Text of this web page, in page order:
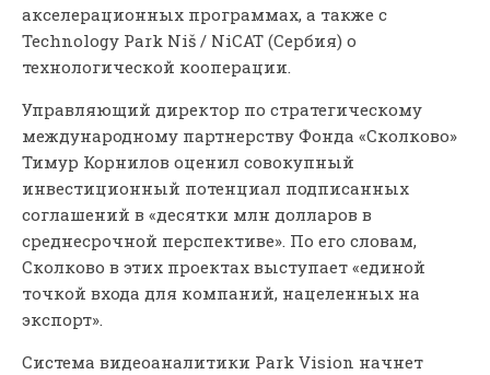
акселерационных программах, а также с
Technology Park Niš / NiCAT (Сербия) о
технологической кооперации.
Управляющий директор по стратегическому
международному партнерству Фонда «Сколково»
Тимур Корнилов оценил совокупный
инвестиционный потенциал подписанных
соглашений в «десятки млн долларов в
среднесрочной перспективе». По его словам,
Сколково в этих проектах выступает «единой
точкой входа для компаний, нацеленных на
экспорт».
Система видеоаналитики Park Vision начнет